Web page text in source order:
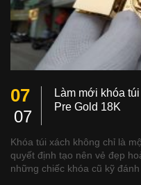
07
07
Làm mới khóa
Pre Gold 18K
Khóa túi xách không chỉ là
quyết định tạo nên vẻ đẹp
những chiếc khóa cũ kỹ